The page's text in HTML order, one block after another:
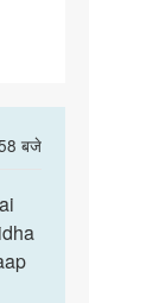
बजे